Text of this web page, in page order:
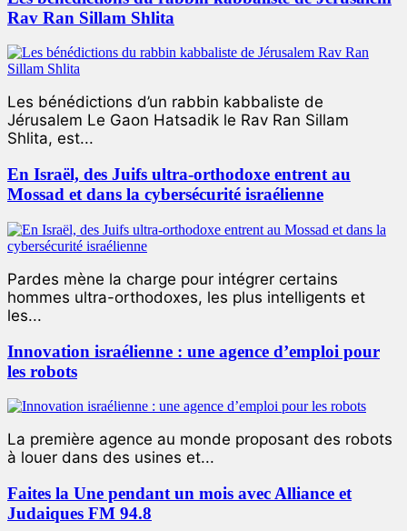
Rav Ran Sillam Shlita
Les bénédictions d’un rabbin kabbaliste de
Jérusalem Le Gaon Hatsadik le Rav Ran Sillam
Shlita, est...
En Israël, des Juifs ultra-orthodoxe entrent au
Mossad et dans la cybersécurité israélienne
Pardes mène la charge pour intégrer certains
hommes ultra-orthodoxes, les plus intelligents et
les...
Innovation israélienne : une agence d’emploi pour
les robots
La première agence au monde proposant des robots
à louer dans des usines et...
Faites la Une pendant un mois avec Alliance et
Judaiques FM 94.8